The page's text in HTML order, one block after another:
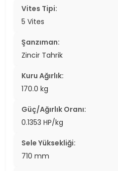
Vites Tipi:
5 Vites
Şanzıman:
Zincir Tahrik
Kuru Ağırlık:
170.0 kg
Güç/Ağırlık Oranı:
0.1353 HP/kg
Sele Yüksekliği:
710 mm